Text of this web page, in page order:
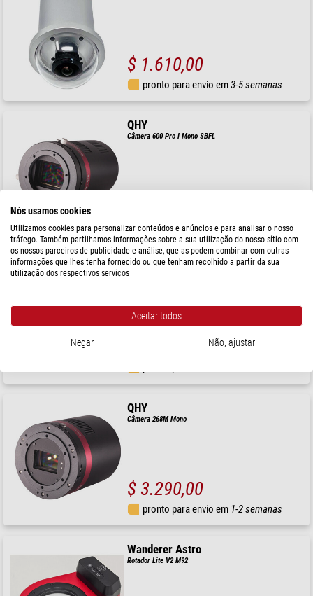
$ 1.610,00
pronto para envio em3-5 semanas
QHY
Câmera 600 Pro I Mono SBFL
pronto para envio em3-5 semanas
QHY
Câmera 600PH-C Color
QHY
Câmera 268M Mono
$ 3.290,00
pronto para envio em 1-2 semanas
Wanderer Astro
Rotador Lite V2 M92
Nós usamos cookies
Utilizamos cookies para personalizar conteúdos e anúncios e para analisar o nosso
tráfego. Também partilhamos informações sobre a sua utilização do nosso sítio com
os nossos parceiros de publicidade e análise, que as podem combinar com outras
informações que lhes tenha fornecido ou que tenham recolhido a partir da sua
utilização dos respectivos serviços
Aceitar todos
Negar Não, ajustar